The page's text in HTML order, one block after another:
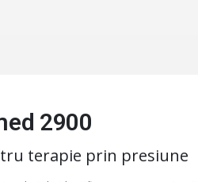
2900
terapie prin presiune